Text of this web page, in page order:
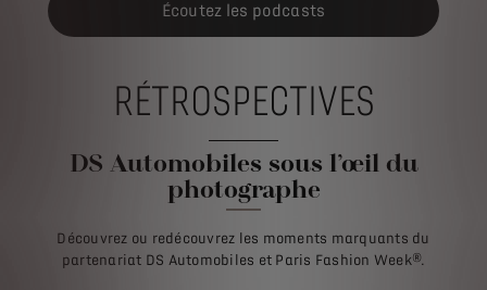
Écoutez les podcasts
RÉTROSPECTIVES
DS Automobiles sous l’œil du
photographe
Découvrez ou redécouvrez les moments marquants du
partenariat DS Automobiles et Paris Fashion Week®.